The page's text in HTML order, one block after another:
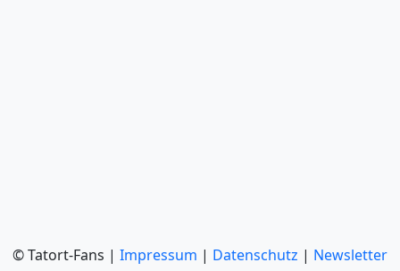
© Tatort-Fans | Impressum | Datenschutz | Newsletter